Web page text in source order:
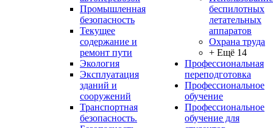
Промышленная
безопасность
Текущее
содержание и
ремонт пути
Экология
Эксплуатация
зданий и
сооружений
Транспортная
безопасность.
беспилотных
летательных
аппаратов
Охрана труда
+ Ещё 14
Профессиональная
переподготовка
Профессиональное
обучение
Профессиональное
обучение для